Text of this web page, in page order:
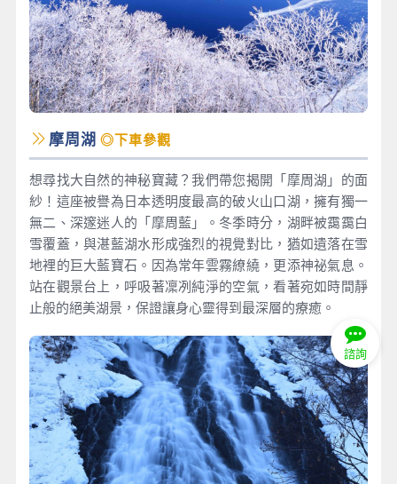
摩周湖 ◎下車參觀
想尋找大自然的神秘寶藏？我們帶您揭開「摩周湖」的面
紗！這座被譽為日本透明度最高的破火山口湖，擁有獨一
無二、深邃迷人的「摩周藍」。冬季時分，湖畔被靄靄白
雪覆蓋，與湛藍湖水形成強烈的視覺對比，猶如遺落在雪
地裡的巨大藍寶石。因為常年雲霧繚繞，更添神祕氣息。
站在觀景台上，呼吸著凜冽純淨的空氣，看著宛如時間靜
止般的絕美湖景，保證讓身心靈得到最深層的療癒。
諮詢